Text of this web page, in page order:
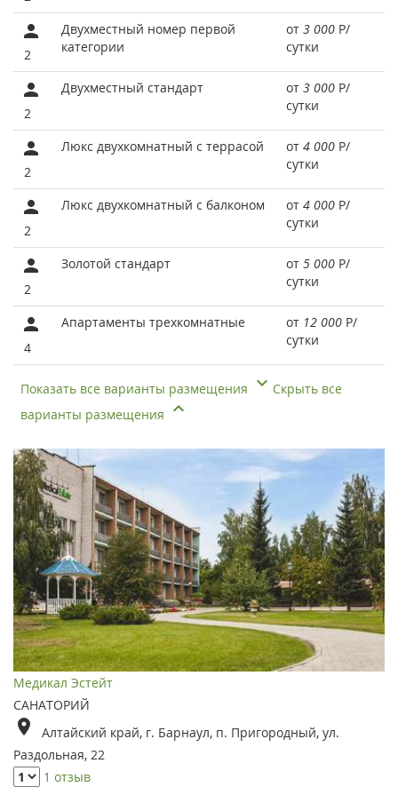
2
Двухместный номер первой
категории
от 3 000 Р/
сутки
2
Двухместный стандарт от 3 000 Р/
сутки
2
Люкс двухкомнатный с террасой от 4 000 Р/
сутки
2
Люкс двухкомнатный с балконом от 4 000 Р/
сутки
2
Золотой стандарт от 5 000 Р/
сутки
4
Апартаменты трехкомнатные от 12 000 Р/
сутки
Показать все варианты размещения
Скрыть все
варианты размещения
Медикал Эстейт
САНАТОРИЙ
Алтайский край, г. Барнаул, п. Пригородный, ул.
Раздольная, 22
1 отзыв